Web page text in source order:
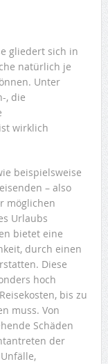
gliedert sich in
natürlich je
Unter
, die
wirklich
beispielsweise
– also
möglichen
Urlaubs
bietet eine
durch einen
Diese
hoch
bis zu
muss. Von
Schäden
der